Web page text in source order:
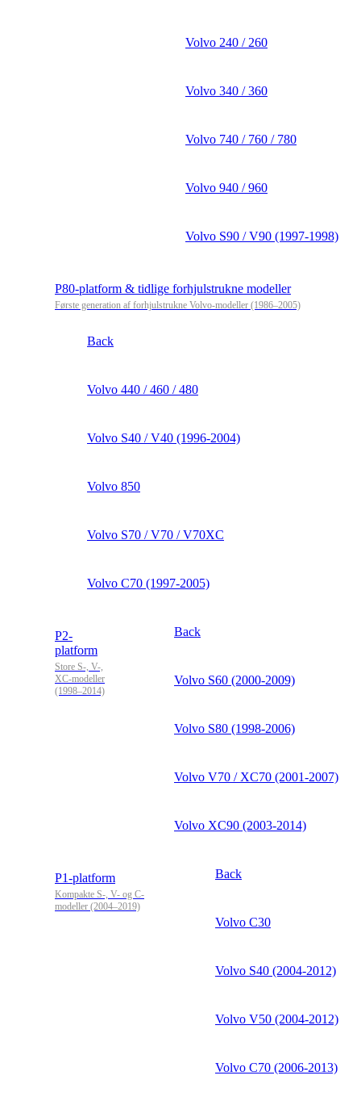
Volvo 240 / 260
Volvo 340 / 360
Volvo 740 / 760 / 780
Volvo 940 / 960
Volvo S90 / V90 (1997-1998)
P80-platform & tidlige forhjulstrukne modeller
Første generation af forhjulstrukne Volvo-modeller (1986–2005)
Back
Volvo 440 / 460 / 480
Volvo S40 / V40 (1996-2004)
Volvo 850
Volvo S70 / V70 / V70XC
Volvo C70 (1997-2005)
P2-
platform
Store S-, V-,
XC-modeller
(1998–2014)
Back
Volvo S60 (2000-2009)
Volvo S80 (1998-2006)
Volvo V70 / XC70 (2001-2007)
Volvo XC90 (2003-2014)
P1-platform
Kompakte S-, V- og C-
modeller (2004–2019)
Back
Volvo C30
Volvo S40 (2004-2012)
Volvo V50 (2004-2012)
Volvo C70 (2006-2013)